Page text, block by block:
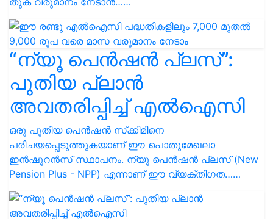
“ന്യൂ പെന്‍ഷന്‍ പ്ലസ്”:
പുതിയ പ്ലാൻ
അവതരിപ്പിച്ച് എല്‍ഐസി
ഒരു പുതിയ പെൻഷൻ സ്‌ക്കിമിനെ
പരിചയപ്പെടുത്തുകയാണ് ഈ പൊതുമേഖലാ
ഇന്‍ഷൂറന്‍സ് സ്ഥാപനം. ന്യൂ പെന്‍ഷന്‍ പ്ലസ് (New
Pension Plus - NPP) എന്നാണ് ഈ വ്യക്തിഗത……